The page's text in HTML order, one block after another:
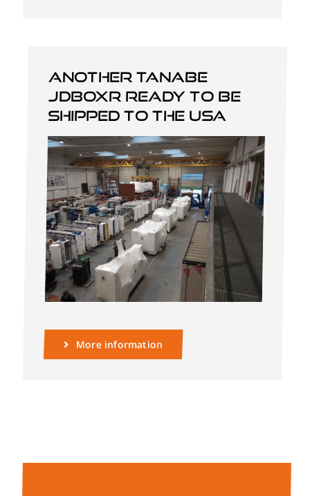
Another Tanabe
JDBOXR ready to be
shipped to the USA
More information